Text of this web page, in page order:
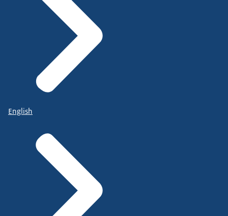
English